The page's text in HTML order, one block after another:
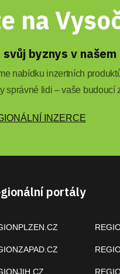
na
byznys v našem
nabídku inzertních
správné lidi – vaše budoucí
INZERCE
portály